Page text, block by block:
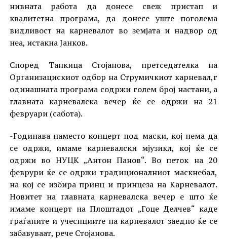
нивната работа да донесе свеж пристап и
квалитетна програма, да донесе уште поголема
видливост на карневалот во земјата и надвор од
неа, истакна Јанков.
Според Танкица Стојанова, претседателка на
Организацискиот одбор на Струмичкиот карневал,г
одинашната програма содржи голем број настани, а
главната карневалска вечер ќе се одржи на 21
февруари (сабота).
-Годинава наместо концерт под маски, кој нема да
се одржи, имаме карневалски мјузикл, кој ќе се
одржи во НУЦК „Антон Панов“. Во петок на 20
феврури ќе се одржи традиционалниот маскнебал,
на кој се избира принц и принцеза на Карневалот.
Новитет на главната карневалска вечер е што ќе
имаме концерт на Плоштадот „Гоце Делчев“ каде
граѓаните и учеснциите на карневалот заедно ќе се
забавуваат, рече Стојанова.